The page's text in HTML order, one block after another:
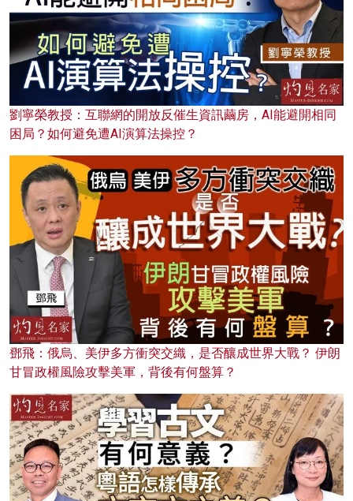
劉寧榮教授：互聯網的開放反催生資訊繭房，AI能避開相同
困局？如何避免遭AI演算法操控？
鄧飛：俄烏、美伊多方衝突交織，是否釀成世界大戰？ 伊朗
甘冒政權風險攻擊美軍，背後有何盤算？